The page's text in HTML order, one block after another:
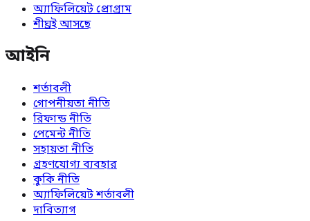
অ্যাফিলিয়েট প্রোগ্রাম
শীঘ্রই আসছে
আইনি
শর্তাবলী
গোপনীয়তা নীতি
রিফান্ড নীতি
পেমেন্ট নীতি
সহায়তা নীতি
গ্রহণযোগ্য ব্যবহার
কুকি নীতি
অ্যাফিলিয়েট শর্তাবলী
দাবিত্যাগ